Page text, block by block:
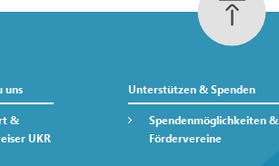
uns
&
UKR
Unterstützen & Spenden
Spendenmöglichkeiten &
Fördervereine